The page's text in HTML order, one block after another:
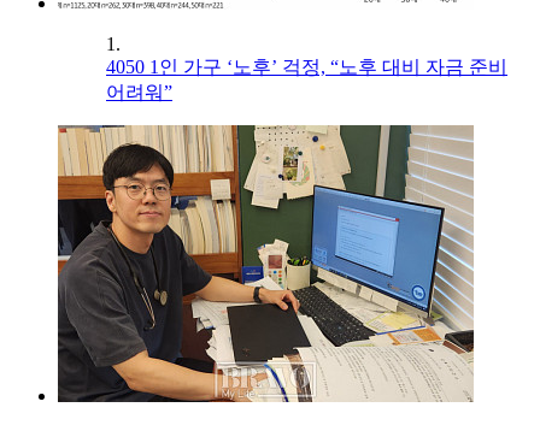
1.
4050 1인 가구 ‘노후’ 걱정, “노후 대비 자금 준비
어려워”